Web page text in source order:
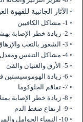
الآثار الجانبية للقهوة
1- مشاكل الكافيين
2- زيادة خطر الإصابة بهشاشة العظام
3- الشعور بالتعب والإرهاق
4- مشاكل التنفس ومعدل ضربات القلب
5- الأرق والغثيان والقئ
6- زيادة الهوموسيستين في الجسم
7- تفاقم الجلوكوما
8- زيادة خطر الإصابة بمتلازمة القولون العصبي والإسهال
9- ارتفاع ضغط الدم
10- النساء الحوامل والمرضعات